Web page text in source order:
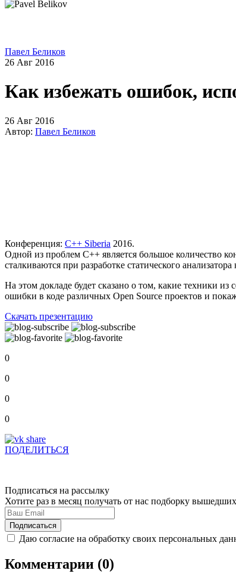
Павел Беликов
26 Авг 2016
Как избежать ошибок,
26 Авг 2016
Автор: Павел Беликов
Конференция: C++ Siberia 2016.
Одной из проблем C++ является большое количество
сталкиваются при разработке статического
На этом докладе будет сказано о том, какие техники
ошибки в коде различных Open Source проектов и
Скачать презентацию
0
0
0
0
ПОДЕЛИТЬСЯ
Подписаться на рассылку
Хотите раз в месяц получать от нас подборку
Даю согласие на обработку своих персональных
Комментарии (0)